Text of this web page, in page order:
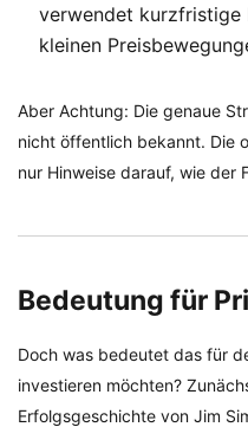
verwendet kurzfristige
kleinen
Aber Achtung: Die genaue
nicht öffentlich bekannt. Die
nur Hinweise darauf, wie der
Bedeutung für
Doch was bedeutet das für
investieren möchten?
Erfolgsgeschichte von Jim